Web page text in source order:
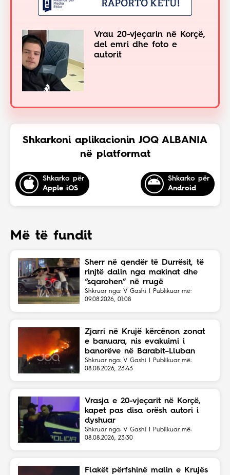
Vrau 20-vjeçarin në Korçë,
del emri dhe foto e
autorit
Shkarkoni aplikacionin JOQ ALBANIA
në platformat
Shkarko për
Apple iOS
Shkarko për
Android
Më të fundit
Sherr në qendër të Durrësit, të
rinjtë dalin nga makinat dhe
“sqarohen” në rrugë
Shkruar nga: V Gashi | Publikuar më:
09.08.2026, 01:08
Zjarri në Krujë kërcënon zonat
e banuara, nis evakuimi i
banorëve në Barabit–Lluban
Shkruar nga: V Gashi | Publikuar më:
08.08.2026, 23:43
Vrasja e 20-vjeçarit në Korçë,
kapet pas disa orësh autori i
dyshuar
Shkruar nga: V Gashi | Publikuar më:
08.08.2026, 23:30
Flakët përfshinë malin e Krujës